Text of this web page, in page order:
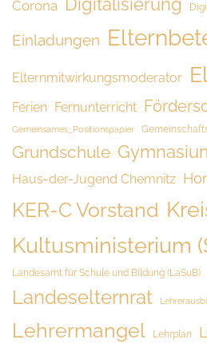
Corona Digitalisierung
Einladungen
Elternmitwirkungsmoderator
Ferien Fernunterricht
Gemeinsames_Positionspapier
Grundschule
Haus-der-Jugend Chemnitz
KER-C Vorstand
Kultusministerium
Landesamt für Schule und Bildung (LaSuB)
Landeselternrat
Lehrermangel Lehrplan